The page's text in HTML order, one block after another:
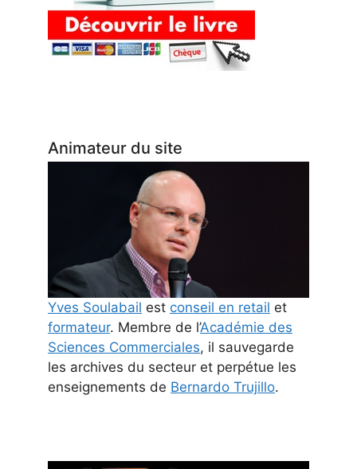
Animateur du site
Yves Soulabail est conseil en retail et
formateur. Membre de l’Académie des
Sciences Commerciales, il sauvegarde
les archives du secteur et perpétue les
enseignements de Bernardo Trujillo.